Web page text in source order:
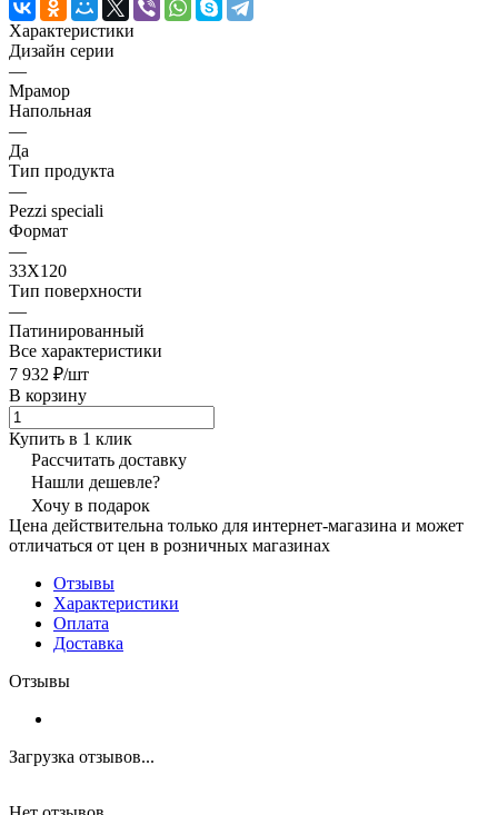
Характеристики
Дизайн серии
—
Мрамор
Напольная
—
Да
Тип продукта
—
Pezzi speciali
Формат
—
33X120
Тип поверхности
—
Патинированный
Все характеристики
7 932 ₽/шт
В корзину
Купить в 1 клик
Рассчитать доставку
Нашли дешевле?
Хочу в подарок
Цена действительна только для интернет-магазина и может
отличаться от цен в розничных магазинах
Отзывы
Характеристики
Оплата
Доставка
Отзывы
Загрузка отзывов...